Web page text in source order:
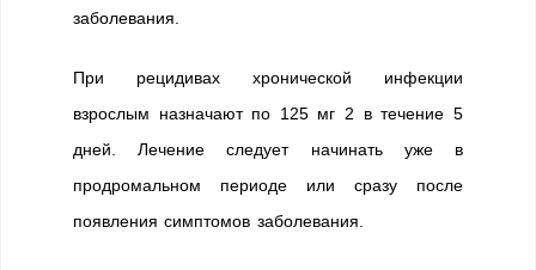
заболевания.
При рецидивах хронической инфекции
взрослым назначают по 125 мг 2 в течение 5
дней. Лечение следует начинать уже в
продромальном периоде или сразу после
появления симптомов заболевания.